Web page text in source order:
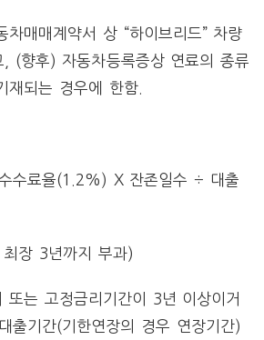
매매계약서 상 “하이브리드” 차량
(향후) 자동차등록증상 연료의 종류
재되는 경우에 한함.
수료율(1.2%) X 잔존일수 ÷ 대출
장 3년까지 부과)
는 고정금리기간이 3년 이상이거
출기간(기한연장의 경우 연장기간)